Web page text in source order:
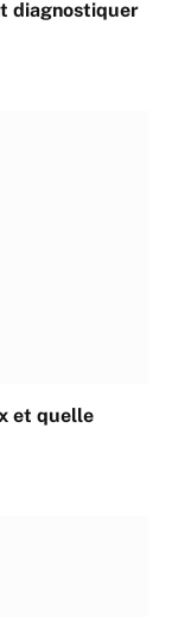
diagnostiquer
et quelle